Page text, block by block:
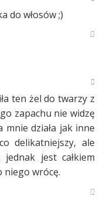
do włosów ;)
ten żel do twarzy z
zapachu nie widzę
mnie działa jak inne
delikatniejszy, ale
jednak jest całkiem
niego wrócę.